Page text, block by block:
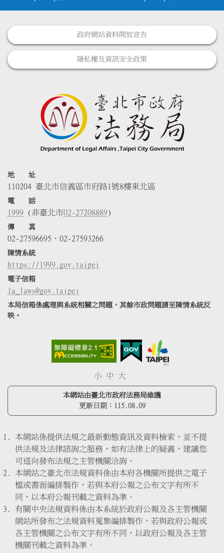
政府網站資料開放宣告
隱私權及資訊安全政策
地 址
110204 臺北市信義區市府路1號8樓東北區
電 話
1999 (非臺北市02-27208889)
傳 真
02-27596695、02-27593266
陳情系統
https://1999.gov.taipei
電子信箱
la_laws@gov.taipei
本局信箱係處理與系統相關之問題，其餘市政問題請至陳情系統反
映。
小 中 大
本網站由臺北市政府法務局維護
更新日期： 115.08.09
本網站係提供法規之最新動態資訊及資料檢索，並不提
供法規及法律諮詢之服務，如有法律上的疑義，建議您
可逕向發布法規之主管機關洽詢。
本網站之臺北市法規資料係由本府各機關所提供之電子
檔或書面編排製作，若與本府公報之公布文字有所不
同，以本府公報刊載之資料為準。
有關中央法規資料係由本系統於政府公報及各主管機關
網站所發布之法規資料蒐集編排製作，若與政府公報或
各主管機關之公布文字有所不同，以政府公報及各主管
機關刊載之資料為準。